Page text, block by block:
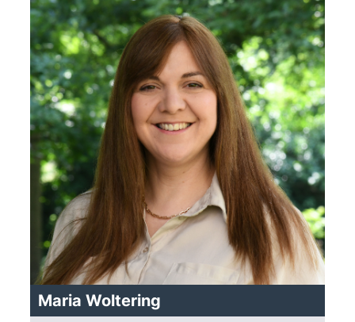
Maria Woltering